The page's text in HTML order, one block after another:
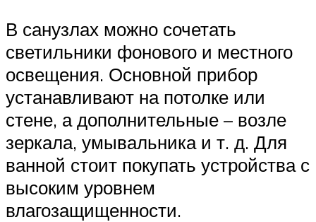
В санузлах можно сочетать
светильники фонового и местного
освещения. Основной прибор
устанавливают на потолке или
стене, а дополнительные – возле
зеркала, умывальника и т. д. Для
ванной стоит покупать устройства с
высоким уровнем
влагозащищенности.